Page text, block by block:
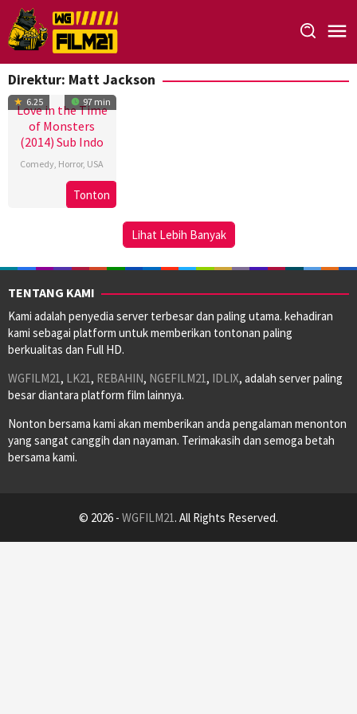
Loncat
ke
konten
Direktur: Matt Jackson
6.25 97 min
Love in the Time
of Monsters
(2014) Sub Indo
Comedy, Horror, USA
Mar
Matt
Jackson
Tonton
Lihat Lebih Banyak
TENTANG KAMI
Kami adalah penyedia server terbesar dan paling utama. kehadiran
kami sebagai platform untuk memberikan tontonan paling
berkualitas dan Full HD.
WGFILM21, LK21, REBAHIN, NGEFILM21, IDLIX, adalah server paling
besar diantara platform film lainnya.
Nonton bersama kami akan memberikan anda pengalaman menonton
yang sangat canggih dan nayaman. Terimakasih dan semoga betah
bersama kami.
© 2026 - WGFILM21. All Rights Reserved.